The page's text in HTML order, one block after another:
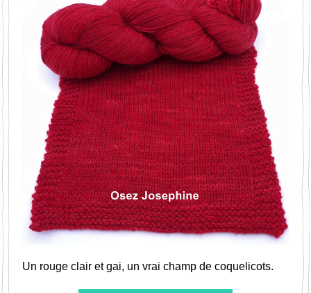
Un rouge clair et gai, un vrai champ de coquelicots.